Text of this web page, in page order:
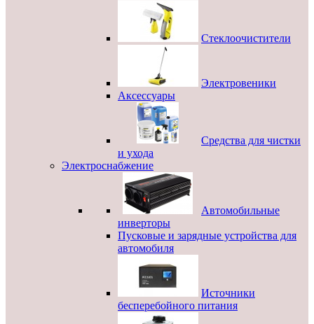
Стеклоочистители
Электровеники
Аксессуары
Средства для чистки
и ухода
Электроснабжение
Автомобильные
инверторы
Пусковые и зарядные устройства для
автомобиля
Источники
бесперебойного питания